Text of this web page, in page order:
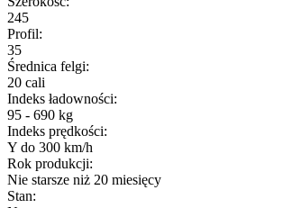
245
Profil:
35
Średnica felgi:
20 cali
Indeks ładowności:
95 - 690 kg
Indeks prędkości:
Y do 300 km/h
Rok produkcji:
Nie starsze niż 20 miesięcy
Stan: